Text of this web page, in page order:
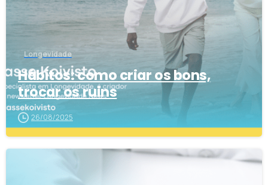
Longevidade
Hábitos: como criar os bons,
trocar os ruins
26/08/2025